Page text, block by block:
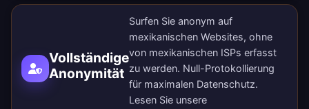
Vollständige
Anonymität
Surfen Sie anonym auf
mexikanischen Websites, ohne
von mexikanischen ISPs erfasst
zu werden. Null-Protokollierung
für maximalen Datenschutz.
Lesen Sie unsere